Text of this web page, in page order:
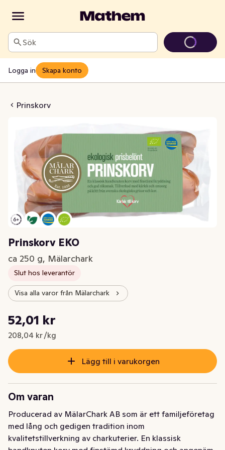
Sök
Logga in Skapa konto
Prinskorv
EKO
Prinskorv EKO
ca 250 g, Mälarchark
Slut hos leverantör
Visa alla varor från Mälarchark
Nuvarande pris är: 52,01 kr
52,01 kr
208,04 kr /kg
Styckpris: 208,04 kr /kg
Lägg till i varukorgen
Om varan
Producerad av MälarChark AB som är ett familjeföretag
med lång och gedigen tradition inom
kvalitetstillverkning av charkuterier. En klassisk